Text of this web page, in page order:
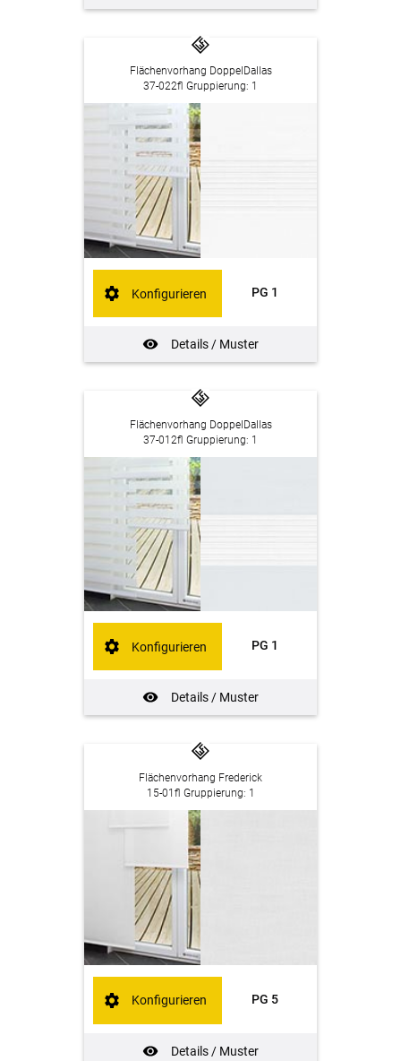
Flächenvorhang DoppelDallas
37-022fl Gruppierung: 1
PG 1
Details / Muster
Konfigurieren
Flächenvorhang DoppelDallas
37-012fl Gruppierung: 1
PG 1
Details / Muster
Konfigurieren
Flächenvorhang Frederick
15-01fl Gruppierung: 1
PG 5
Details / Muster
Konfigurieren